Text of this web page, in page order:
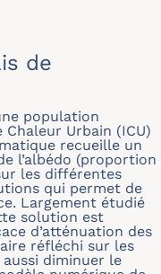
de
population
Urbain (ICU)
recueille un
l’albédo (proportion
les différentes
qui permet de
Largement étudié
solution est
d’atténuation des
réfléchi sur les
diminuer le